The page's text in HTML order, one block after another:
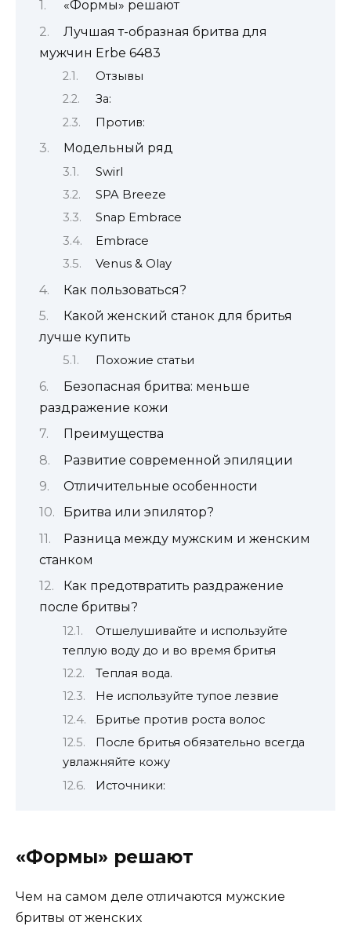
«Формы» решают
Лучшая т-образная бритва для
мужчин Erbe 6483
Отзывы
За:
Против:
Модельный ряд
Swirl
SPA Breeze
Snap Embrace
Embrace
Venus & Olay
Как пользоваться?
Какой женский станок для бритья
лучше купить
Похожие статьи
Безопасная бритва: меньше
раздражение кожи
Преимущества
Развитие современной эпиляции
Отличительные особенности
Бритва или эпилятор?
Разница между мужским и женским
станком
Как предотвратить раздражение
после бритвы?
Отшелушивайте и используйте
теплую воду до и во время бритья
Теплая вода.
Не используйте тупое лезвие
Бритье против роста волос
После бритья обязательно всегда
увлажняйте кожу
Источники:
«Формы» решают
Чем на самом деле отличаются мужские
бритвы от женских